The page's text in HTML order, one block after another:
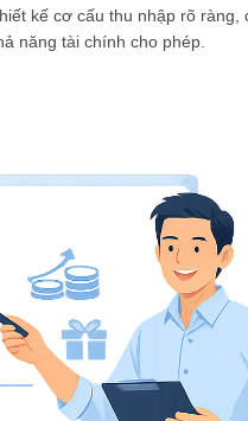
kế cơ cấu thu nhập rõ ràng,
năng tài chính cho phép.